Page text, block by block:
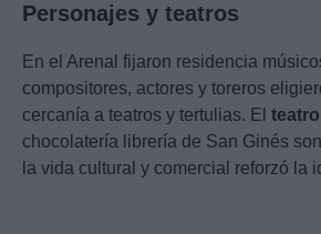
Personajes y teatros
En el Arenal fijaron residencia
compositores, actores y toreros
cercanía a teatros y tertulias. El
chocolatería librería de San Ginés
la vida cultural y comercial reforzó la